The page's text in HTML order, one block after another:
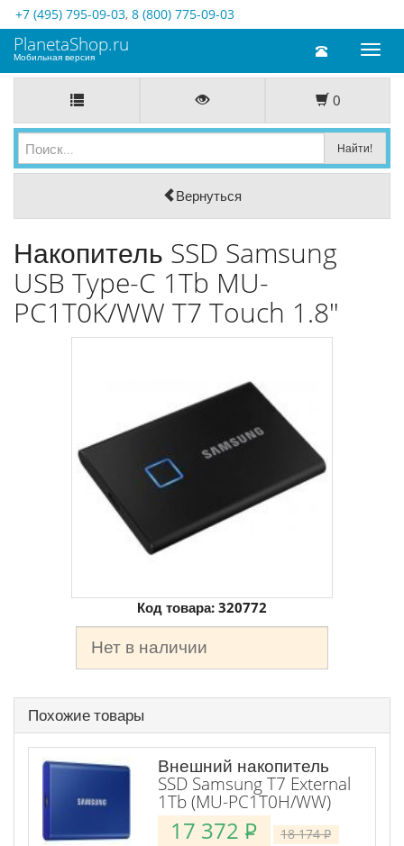
+7 (495) 795-09-03, 8 (800) 775-09-03
Toggle
PlanetaShop.ru
Мобильная версия
0
Вернуться
Накопитель SSD Samsung
USB Type-C 1Tb MU-
PC1T0K/WW T7 Touch 1.8"
Код товара: 320772
Нет в наличии
Похожие товары
Внешний накопитель
SSD Samsung T7 External
1Tb (MU-PC1T0H/WW)
17 372 P 18 174P